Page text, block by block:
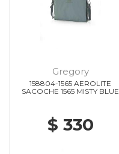
Gregory
158804-1565 AEROLITE
SACOCHE 1565 MISTY BLUE
$ 330